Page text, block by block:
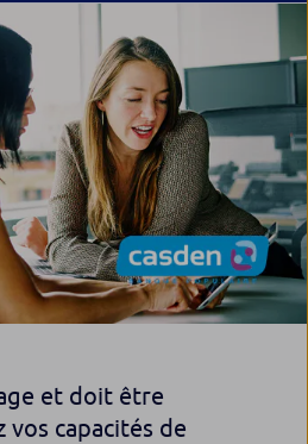
et doit être
capacités de